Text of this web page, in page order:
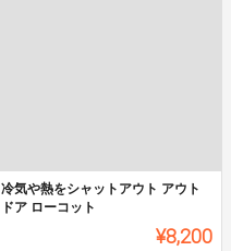
冷気や熱をシャットアウト アウト
ドア ローコット
¥8,200